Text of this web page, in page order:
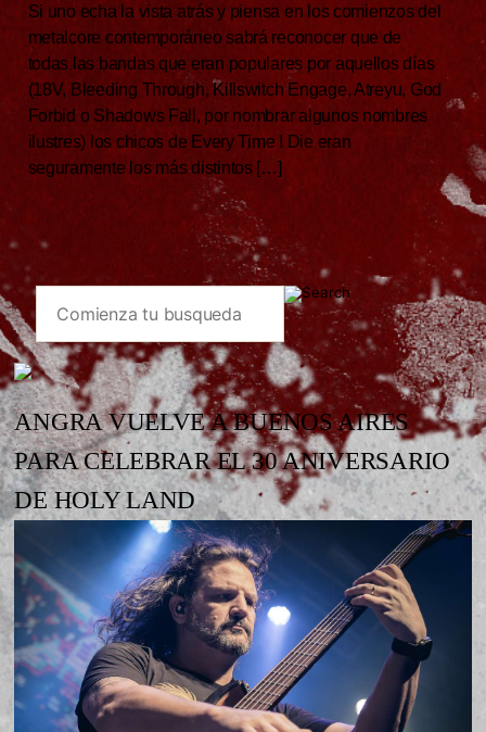
Si uno echa la vista atrás y piensa en los comienzos del
metalcore contemporáneo sabrá reconocer que de
todas las bandas que eran populares por aquellos días
(18V, Bleeding Through, Killswitch Engage, Atreyu, God
Forbid o Shadows Fall, por nombrar algunos nombres
ilustres) los chicos de Every Time I Die eran
seguramente los más distintos […]
ANGRA VUELVE A BUENOS AIRES
PARA CELEBRAR EL 30 ANIVERSARIO
DE HOLY LAND